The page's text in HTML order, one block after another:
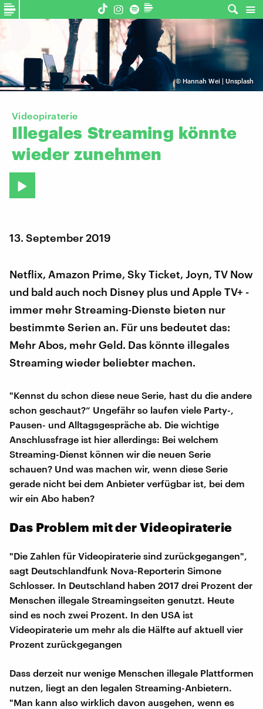
©Hannah Wei | Unsplash
Videopiraterie
Illegales Streaming könnte
wieder zunehmen
13. September 2019
Netflix, Amazon Prime, Sky Ticket, Joyn, TV Now
und bald auch noch Disney plus und Apple TV+ -
immer mehr Streaming-Dienste bieten nur
bestimmte Serien an. Für uns bedeutet das:
Mehr Abos, mehr Geld. Das könnte illegales
Streaming wieder beliebter machen.
"Kennst du schon diese neue Serie, hast du die andere
schon geschaut?“ Ungefähr so laufen viele Party-,
Pausen- und Alltagsgespräche ab. Die wichtige
Anschlussfrage ist hier allerdings: Bei welchem
Streaming-Dienst können wir die neuen Serie
schauen? Und was machen wir, wenn diese Serie
gerade nicht bei dem Anbieter verfügbar ist, bei dem
wir ein Abo haben?
Das Problem mit der Videopiraterie
"Die Zahlen für Videopiraterie sind zurückgegangen",
sagt Deutschlandfunk Nova-Reporterin Simone
Schlosser. In Deutschland haben 2017 drei Prozent der
Menschen illegale Streamingseiten genutzt. Heute
sind es noch zwei Prozent. In den USA ist
Videopiraterie um mehr als die Hälfte auf aktuell vier
Prozent zurückgegangen
Dass derzeit nur wenige Menschen illegale Plattformen
nutzen, liegt an den legalen Streaming-Anbietern.
"Man kann also wirklich davon ausgehen, wenn es